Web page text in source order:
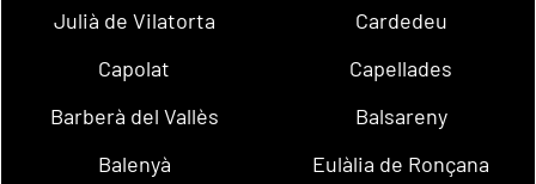
Julià de Vilatorta
Cardedeu
Capolat
Capellades
Barberà del Vallès
Balsareny
Balenyà
Eulàlia de Ronçana